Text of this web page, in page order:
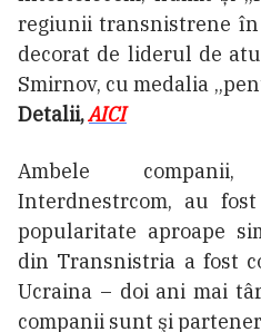
regiunii transnistrene
decorat de liderul de
Smirnov, cu medalia
Detalii,AICI
Ambele
Interdnestrcom, au
popularitate aproape
din Transnistria a fost
Ucraina – doi ani mai
companii sunt şi